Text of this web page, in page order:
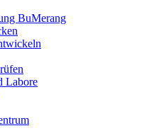
BuMerang
Labore